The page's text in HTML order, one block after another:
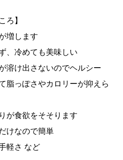
ろ】
増します
、冷めても美味しい
溶け出さないのでヘルシー
脂っぽさやカロリーが抑えら
が食欲をそそります
けなので簡単
軽さ など